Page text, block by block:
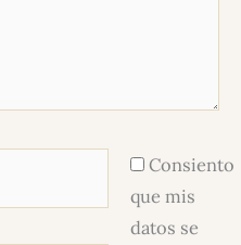
Consiento
que mis
datos se